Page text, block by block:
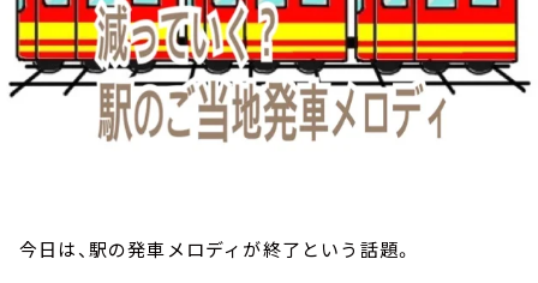
今日は、駅の発車メロディが終了という話題。